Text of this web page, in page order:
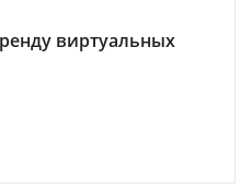
виртуальных